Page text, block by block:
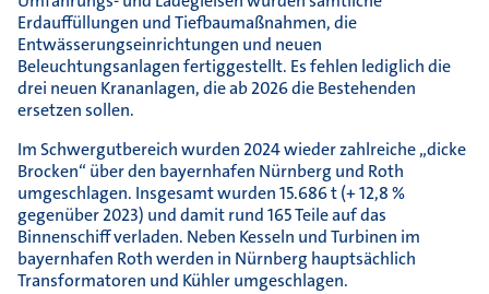
Erdauffüllungen und Tiefbaumaßnahmen, die
Entwässerungseinrichtungen und neuen
Beleuchtungsanlagen fertiggestellt. Es fehlen lediglich die
drei neuen Krananlagen, die ab 2026 die Bestehenden
ersetzen sollen.
Im Schwergutbereich wurden 2024 wieder zahlreiche „dicke
Brocken“ über den bayernhafen Nürnberg und Roth
umgeschlagen. Insgesamt wurden 15.686 t (+ 12,8 %
gegenüber 2023) und damit rund 165 Teile auf das
Binnenschiff verladen. Neben Kesseln und Turbinen im
bayernhafen Roth werden in Nürnberg hauptsächlich
Transformatoren und Kühler umgeschlagen.